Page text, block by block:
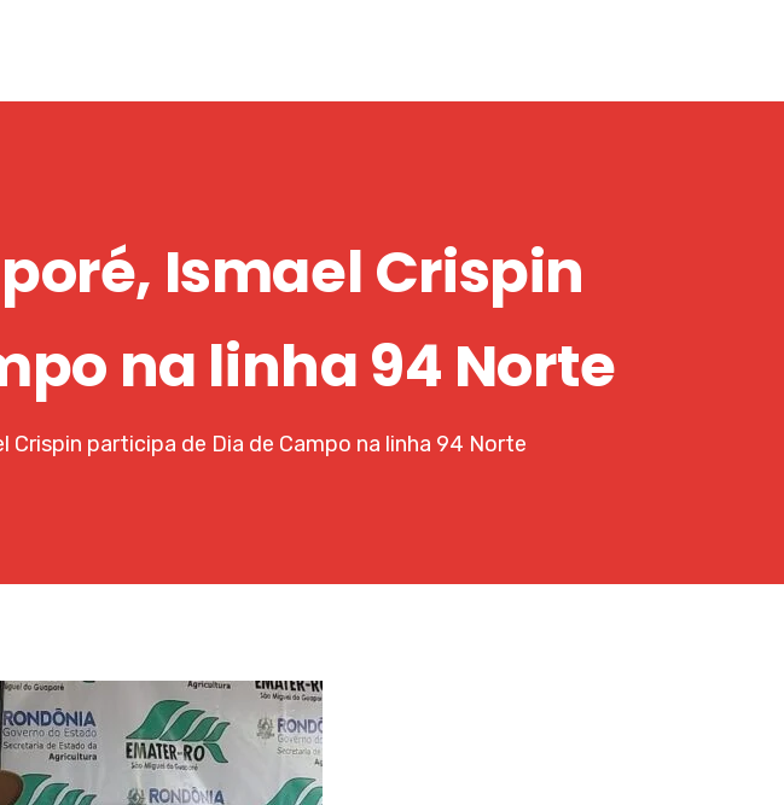
Ismael Crispin
na linha 94 Norte
Crispin participa de Dia de Campo na linha 94 Norte